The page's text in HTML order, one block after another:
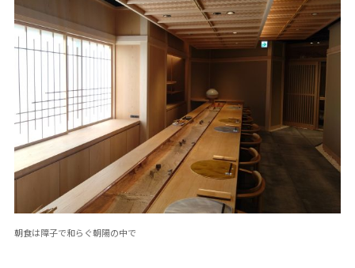
朝食は障子で和らぐ朝陽の中で